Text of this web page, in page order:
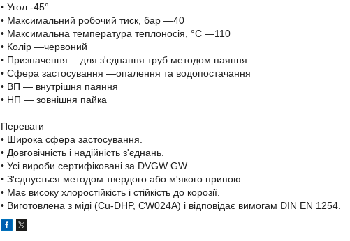
• Угол -45°
• Максимальний робочий тиск, бар —40
• Максимальна температура теплоносія, °С —110
• Колір —червоний
• Призначення —для з'єднання труб методом паяння
• Сфера застосування —опалення та водопостачання
• ВП — внутрішня паяння
• НП — зовнішня пайка
Переваги
• Широка сфера застосування.
• Довговічність і надійність з'єднань.
• Усі вироби сертифіковані за DVGW GW.
• З'єднується методом твердого або м'якого припою.
• Має високу хлоростійкість і стійкість до корозії.
• Виготовлена з міді (Cu-DHP, CW024A) і відповідає вимогам DIN EN 1254.